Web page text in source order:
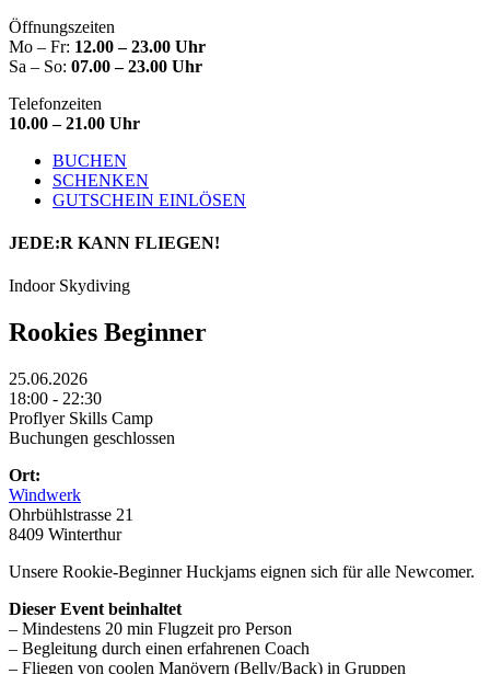
Öffnungszeiten
Mo – Fr: 12.00 – 23.00 Uhr
Sa – So: 07.00 – 23.00 Uhr
Telefonzeiten
10.00 – 21.00 Uhr
BUCHEN
SCHENKEN
GUTSCHEIN EINLÖSEN
JEDE:R KANN FLIEGEN!
Indoor Skydiving
Rookies Beginner
25.06.2026
18:00 - 22:30
Proflyer Skills Camp
Buchungen geschlossen
Ort:
Windwerk
Ohrbühlstrasse 21
8409 Winterthur
Unsere Rookie-Beginner Huckjams eignen sich für alle Newcomer.
Dieser Event beinhaltet
– Mindestens 20 min Flugzeit pro Person
– Begleitung durch einen erfahrenen Coach
– Fliegen von coolen Manövern (Belly/Back) in Gruppen